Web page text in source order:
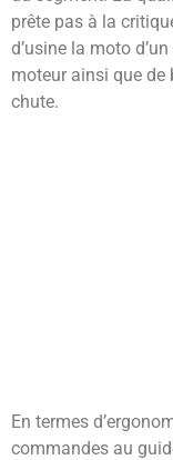
prête pas à la
d’usine la moto
moteur ainsi que de
chute.
En termes
commandes au